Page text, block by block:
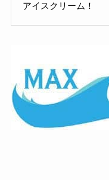
アイスクリーム！